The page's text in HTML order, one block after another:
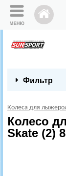
Фильтр
Колеса для
Колесо
Skate (2)